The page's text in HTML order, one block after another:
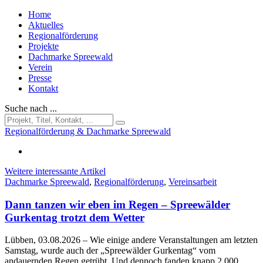
Home
Aktuelles
Regionalförderung
Projekte
Dachmarke Spreewald
Verein
Presse
Kontakt
Suche nach ...
Regionalförderung & Dachmarke Spreewald
Weitere interessante Artikel
Dachmarke Spreewald, Regionalförderung, Vereinsarbeit
Dann tanzen wir eben im Regen – Spreewälder
Gurkentag trotzt dem Wetter
Lübben, 03.08.2026 – Wie einige andere Veranstaltungen am letzten
Samstag, wurde auch der „Spreewälder Gurkentag“ vom